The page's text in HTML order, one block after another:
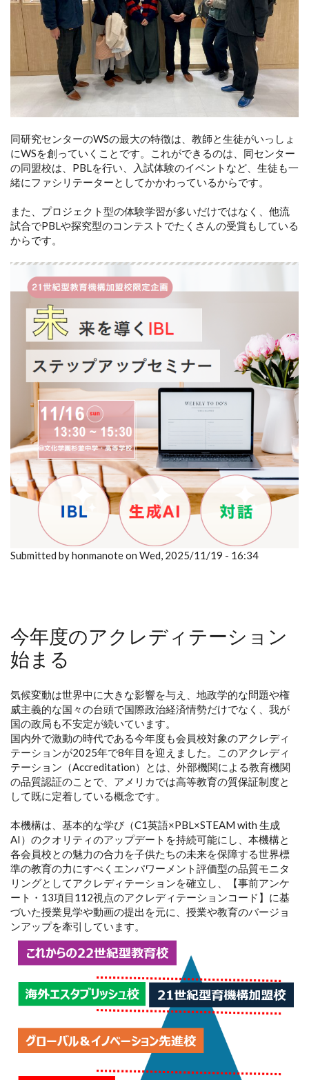
同研究センターのWSの最大の特徴は、教師と生徒がいっしょ
にWSを創っていくことです。これができるのは、同センター
の同盟校は、PBLを行い、入試体験のイベントなど、生徒も一
緒にファシリテーターとしてかかわっているからです。
また、プロジェクト型の体験学習が多いだけではなく、他流
試合でPBLや探究型のコンテストでたくさんの受賞もしている
からです。
Submitted by honmanote on Wed, 2025/11/19 - 16:34
今年度のアクレディテーション
始まる
気候変動は世界中に大きな影響を与え、地政学的な問題や権
威主義的な国々の台頭で国際政治経済情勢だけでなく、我が
国の政局も不安定が続いています。
国内外で激動の時代である今年度も会員校対象のアクレディ
テーションが2025年で8年目を迎えました。このアクレディ
テーション（Accreditation）とは、外部機関による教育機関
の品質認証のことで、アメリカでは高等教育の質保証制度と
して既に定着している概念です。
本機構は、基本的な学び（C1英語×PBL×STEAM with 生成
AI）のクオリティのアップデートを持続可能にし、本機構と
各会員校との魅力の合力を子供たちの未来を保障する世界標
準の教育の力にすべくエンパワーメント評価型の品質モニタ
リングとしてアクレディテーションを確立し、【事前アンケ
ート・13項目112視点のアクレディテーションコード】に基
づいた授業見学や動画の提出を元に、授業や教育のバージョ
ンアップを牽引しています。